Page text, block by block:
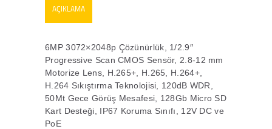
AÇIKLAMA
6MP 3072×2048p Çözünürlük, 1/2.9″
Progressive Scan CMOS Sensör, 2.8-12 mm
Motorize Lens, H.265+, H.265, H.264+,
H.264 Sıkıştırma Teknolojisi, 120dB WDR,
50Mt Gece Görüş Mesafesi, 128Gb Micro SD
Kart Desteği, IP67 Koruma Sınıfı, 12V DC ve
PoE